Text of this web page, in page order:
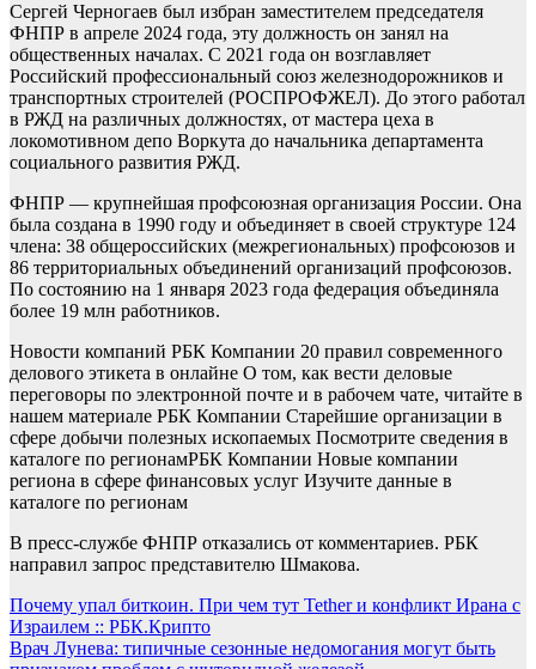
Сергей Черногаев был избран заместителем председателя
ФНПР в апреле 2024 года, эту должность он занял на
общественных началах. С 2021 года он возглавляет
Российский профессиональный союз железнодорожников и
транспортных строителей (РОСПРОФЖЕЛ). До этого работал
в РЖД на различных должностях, от мастера цеха в
локомотивном депо Воркута до начальника департамента
социального развития РЖД.
ФНПР — крупнейшая профсоюзная организация России. Она
была создана в 1990 году и объединяет в своей структуре 124
члена: 38 общероссийских (межрегиональных) профсоюзов и
86 территориальных объединений организаций профсоюзов.
По состоянию на 1 января 2023 года федерация объединяла
более 19 млн работников.
Новости компаний РБК Компании 20 правил современного
делового этикета в онлайне О том, как вести деловые
переговоры по электронной почте и в рабочем чате, читайте в
нашем материале РБК Компании Старейшие организации в
сфере добычи полезных ископаемых Посмотрите сведения в
каталоге по регионамРБК Компании Новые компании
региона в сфере финансовых услуг Изучите данные в
каталоге по регионам
В пресс-службе ФНПР отказались от комментариев. РБК
направил запрос представителю Шмакова.
Навигация
по
Почему упал биткоин. При чем тут Tether и конфликт Ирана с
Израилем :: РБК.Крипто
Врач Лунева: типичные сезонные недомогания могут быть